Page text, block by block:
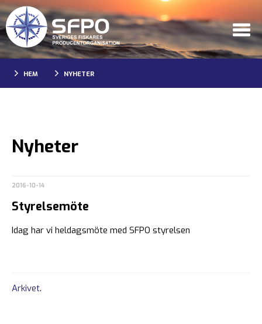
HEM NYHETER
Nyheter
2016-10-14
Styrelsemöte
Idag har vi heldagsmöte med SFPO styrelsen
Arkivet.